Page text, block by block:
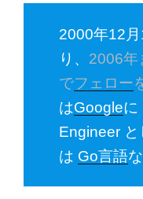
2000年12
り、 2006年
でフェロー
はGoogleに
Engineer と
は Go言語